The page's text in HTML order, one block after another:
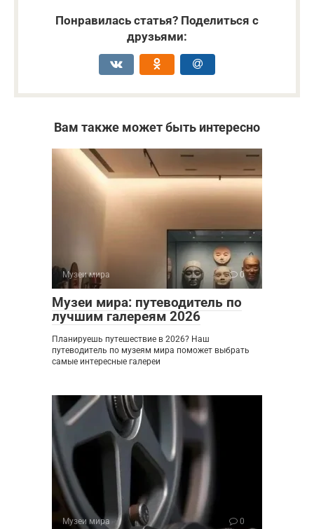
Понравилась статья? Поделиться с
друзьями:
Вам также может быть интересно
Музеи мира 0
Музеи мира: путеводитель по
лучшим галереям 2026
Планируешь путешествие в 2026? Наш
путеводитель по музеям мира поможет выбрать
самые интересные галереи
Музеи мира 0